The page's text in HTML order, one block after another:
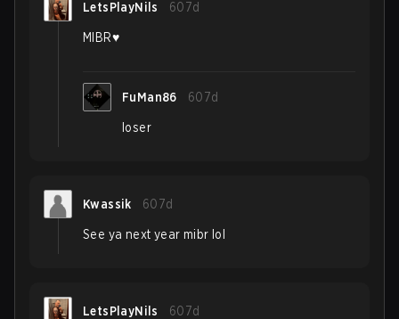
LetsPlayNils 607d
MIBR♥️
FuMan86 607d
loser
Kwassik 607d
See ya next year mibr lol
LetsPlayNils 607d